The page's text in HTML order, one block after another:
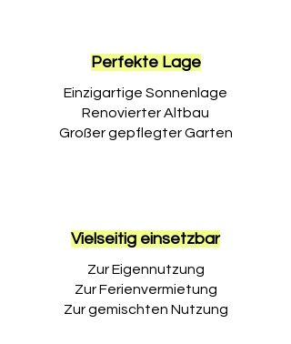
Perfekte Lage
Einzigartige Sonnenlage
Renovierter Altbau
Großer gepflegter Garten
Vielseitig einsetzbar
Zur Eigennutzung
Zur Ferienvermietung
Zur gemischten Nutzung